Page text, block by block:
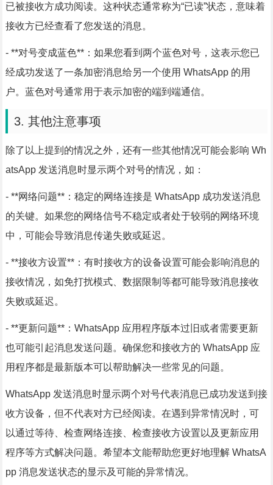
已被接收方成功阅读。这种状态通常称为“已读”状态，意味着
接收方已经查看了您发送的消息。
- **对号变成蓝色**：如果您看到两个蓝色对号，这表示您已
经成功发送了一条加密消息给另一个使用 WhatsApp 的用
户。蓝色对号通常用于表示加密的端到端通信。
3. 其他注意事项
除了以上提到的情况之外，还有一些其他情况可能会影响 Wh
atsApp 发送消息时显示两个对号的情况，如：
- **网络问题**：稳定的网络连接是 WhatsApp 成功发送消息
的关键。如果您的网络信号不稳定或者处于较弱的网络环境
中，可能会导致消息传递失败或延迟。
- **接收方设置**：有时接收方的设备设置可能会影响消息的
接收情况，如免打扰模式、数据限制等都可能导致消息接收
失败或延迟。
- **更新问题**：WhatsApp 应用程序版本过旧或者需要更新
也可能引起消息发送问题。确保您和接收方的 WhatsApp 应
用程序都是最新版本可以帮助解决一些常见的问题。
WhatsApp 发送消息时显示两个对号代表消息已成功发送到接
收方设备，但不代表对方已经阅读。在遇到异常情况时，可
以通过等待、检查网络连接、检查接收方设置以及更新应用
程序等方式解决问题。希望本文能帮助您更好地理解 WhatsA
pp 消息发送状态的显示及可能的异常情况。